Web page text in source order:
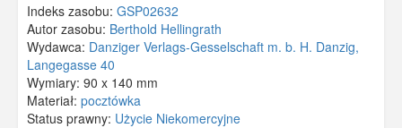
Indeks zasobu: GSP02632
Autor zasobu: Berthold Hellingrath
Wydawca: Danziger Verlags-Gesselschaft m. b. H. Danzig,
Langegasse 40
Wymiary: 90 x 140 mm
Materiał: pocztówka
Status prawny: Użycie Niekomercyjne